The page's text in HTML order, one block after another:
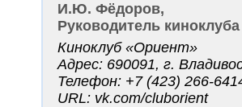
И.Ю. Фёдоров,
Руководитель киноклуба
Киноклуб «Ориент»
Адрес: 690091, г.
Телефон: +7 (423) 266-
URL: vk.com/cluborient